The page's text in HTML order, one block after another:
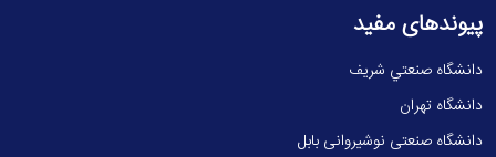
پیوندهای مفید
دانشگاه صنعتي شريف
دانشگاه تهران
دانشگاه صنعتی نوشیروانی بابل